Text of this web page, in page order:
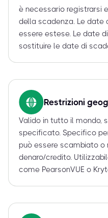
è necessario registrarsi
della scadenza. Le date
essere estese. Le date
sostituire le date di
Restrizioni
Valido in tutto il mondo,
specificato. Specifico
può essere scambiato
denaro/credito.
come PearsonVUE o